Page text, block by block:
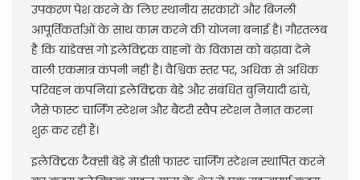
उपकरण पेश करने के लिए स्थानीय सरकारों और बिजली
आपूर्तिकर्ताओं के साथ काम करने की योजना बनाई है। गौरतलब
है कि यांडेक्स गो इलेक्ट्रिक वाहनों के विकास को बढ़ावा देने
वाली एकमात्र कंपनी नहीं है। वैश्विक स्तर पर, अधिक से अधिक
परिवहन कंपनियां इलेक्ट्रिक बेड़े और संबंधित बुनियादी ढांचे,
जैसे फास्ट चार्जिंग स्टेशन और बैटरी स्वैप स्टेशन तैनात करना
शुरू कर रही हैं।
इलेक्ट्रिक टैक्सी बेड़े में डीसी फास्ट चार्जिंग स्टेशन स्थापित करने